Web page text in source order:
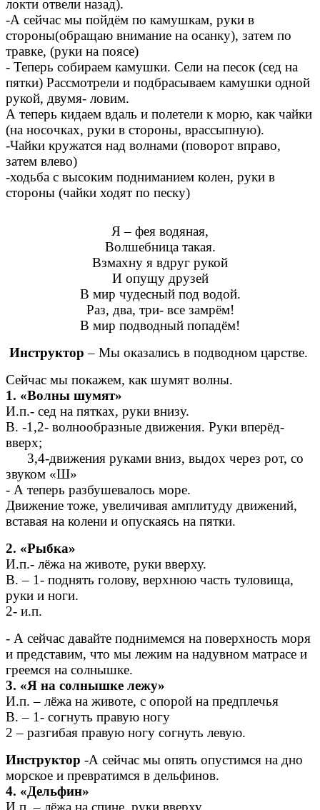
локти отвели назад).
-А сейчас мы пойдём по камушкам, руки в
стороны(обращаю внимание на осанку), затем по
травке, (руки на поясе)
- Теперь собираем камушки. Сели на песок (сед на
пятки) Рассмотрели и подбрасываем камушки одной
рукой, двумя- ловим.
А теперь кидаем вдаль и полетели к морю, как чайки
(на носочках, руки в стороны, врассыпную).
-Чайки кружатся над волнами (поворот вправо,
затем влево)
-ходьба с высоким подниманием колен, руки в
стороны (чайки ходят по песку)
Я – фея водяная,
Волшебница такая.
Взмахну я вдруг рукой
И опущу друзей
В мир чудесный под водой.
Раз, два, три- все замрём!
В мир подводный попадём!
Инструктор – Мы оказались в подводном царстве.
Сейчас мы покажем, как шумят волны.
1. «Волны шумят»
И.п.- сед на пятках, руки внизу.
В. -1,2- волнообразные движения. Руки вперёд-
вверх;
3,4-движения руками вниз, выдох через рот, со
звуком «Ш»
- А теперь разбушевалось море.
Движение тоже, увеличивая амплитуду движений,
вставая на колени и опускаясь на пятки.
2. «Рыбка»
И.п.- лёжа на животе, руки вверху.
В. – 1- поднять голову, верхнюю часть туловища,
руки и ноги.
2- и.п.
- А сейчас давайте поднимемся на поверхность моря
и представим, что мы лежим на надувном матрасе и
греемся на солнышке.
3. «Я на солнышке лежу»
И.п. – лёжа на животе, с опорой на предплечья
В. – 1- согнуть правую ногу
2 – разгибая правую ногу согнуть левую.
Инструктор -А сейчас мы опять опустимся на дно
морское и превратимся в дельфинов.
4. «Дельфин»
И.п. – лёжа на спине, руки вверху